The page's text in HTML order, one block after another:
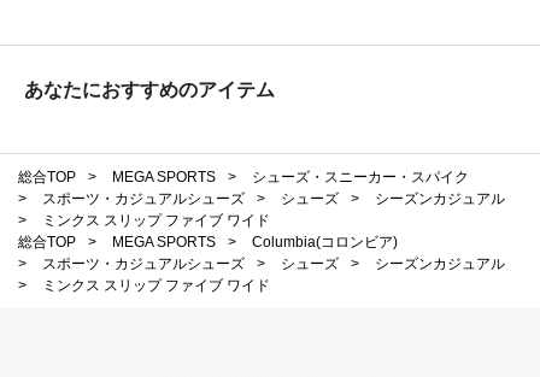
あなたにおすすめのアイテム
総合TOP > MEGA SPORTS >
シューズ・スニーカー・スパイク
>
スポーツ・カジュアルシューズ > シューズ >
シーズンカジュアル
>
ミンクス スリップ ファイブ ワイド
総合TOP
> MEGA SPORTS >
Columbia(コロンビア)
>
スポーツ・カジュアルシューズ > シューズ >
シーズンカジュアル
>
ミンクス スリップ ファイブ ワイド